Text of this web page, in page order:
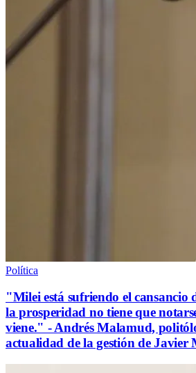
Política
"Milei está sufriendo el cansancio
la prosperidad no tiene que
viene." - Andrés Malamud,
actualidad de la gestión de Javier